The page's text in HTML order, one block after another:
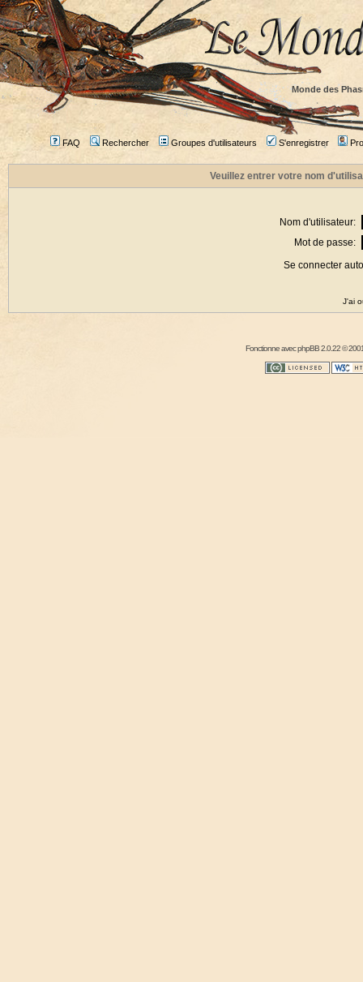
Monde des
FAQ Rechercher Groupes d'utilisateurs S'enregistrer
Veuillez entrer votre nom
Nom d'utilisateur:
Mot de passe:
Se connecter
J'ai
Fonctionne avecphpBB2.0.22 ©